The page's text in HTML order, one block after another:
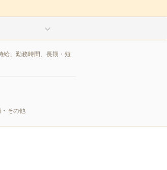
給、勤務時間、長期・短
その他